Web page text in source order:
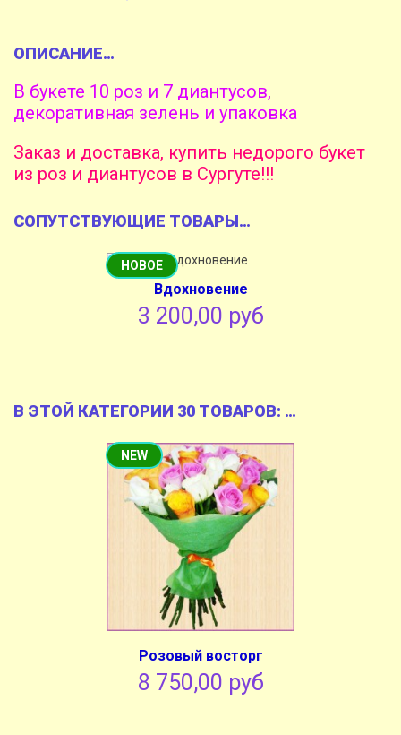
ОПИСАНИЕ
В букете 10 роз и 7 диантусов,
декоративная зелень и упаковка
Заказ и доставка, купить недорого букет
из роз и диантусов в Сургуте!!!
СОПУТСТВУЮЩИЕ ТОВАРЫ
НОВОЕ
Вдохновение
3 200,00 руб
В ЭТОЙ КАТЕГОРИИ 30 ТОВАРОВ:
NEW
Розовый восторг
8 750,00 руб